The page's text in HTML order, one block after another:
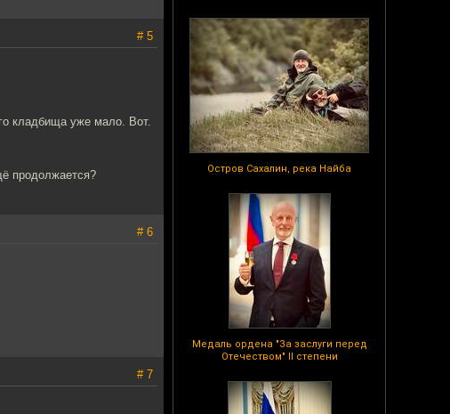
Остров Сахалин, река Найба
Медаль ордена "За заслуги перед
Отечеством" II степени
# 5
кладбища уже мало. Вот.
продолжается?
# 6
# 7